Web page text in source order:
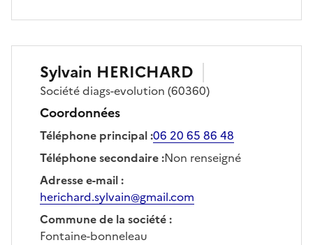
Sylvain HERICHARD
Sociétédiags-evolution (60360)
Coordonnées
Téléphone principal:06 20 65 86 48
Téléphone secondaire:Non renseigné
Adresse e-mail:
herichard.sylvain@gmail.com
Commune de la société:
Fontaine-bonneleau